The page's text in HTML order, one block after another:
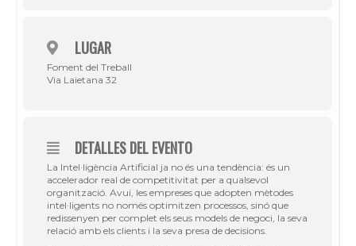
LUGAR
Foment del Treball
Via Laietana 32
DETALLES DEL EVENTO
La Intel·ligència Artificial ja no és una tendència: és un
accelerador real de competitivitat per a qualsevol
organització. Avui, les empreses que adopten mètodes
intel·ligents no només optimitzen processos, sinó que
redissenyen per complet els seus models de negoci, la seva
relació amb els clients i la seva presa de decisions.